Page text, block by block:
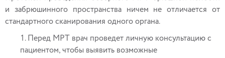
и забрюшинного пространства ничем не отличается от
стандартного сканирования одного органа.
Перед МРТ врач проведет личную консультацию с
пациентом, чтобы выявить возможные